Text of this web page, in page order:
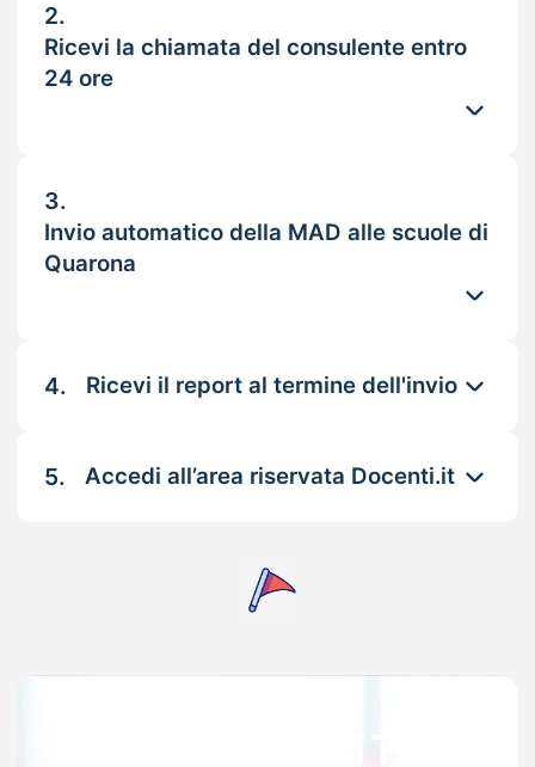
2.
Ricevi la chiamata del consulente entro
24 ore
3.
Invio automatico della MAD alle scuole di
Quarona
4. Ricevi il report al termine dell'invio
5. Accedi all’area riservata Docenti.it